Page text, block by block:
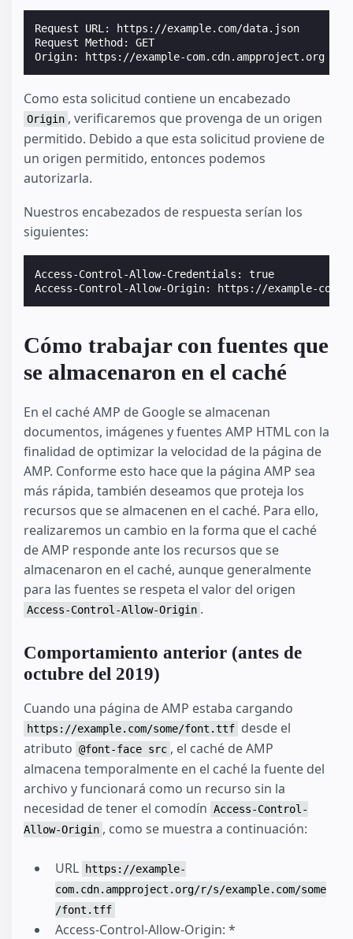
Request URL: https://example.com/data.json
Request Method: GET
Como esta solicitud contiene un encabezado
Origin , verificaremos que provenga de un origen
permitido. Debido a que esta solicitud proviene de
un origen permitido, entonces podemos
autorizarla.
Nuestros encabezados de respuesta serían los
siguientes:
Access-Control-Allow-Credentials: true
Cómo trabajar con fuentes que
se almacenaron en el caché
En el caché AMP de Google se almacenan
documentos, imágenes y fuentes AMP HTML con la
finalidad de optimizar la velocidad de la página de
AMP. Conforme esto hace que la página AMP sea
más rápida, también deseamos que proteja los
recursos que se almacenen en el caché. Para ello,
realizaremos un cambio en la forma que el caché
de AMP responde ante los recursos que se
almacenaron en el caché, aunque generalmente
para las fuentes se respeta el valor del origen
Access-Control-Allow-Origin .
Comportamiento anterior (antes de
octubre del 2019)
Cuando una página de AMP estaba cargando
https://example.com/some/font.ttf desde el
atributo @font-face src , el caché de AMP
almacena temporalmente en el caché la fuente del
archivo y funcionará como un recurso sin la
necesidad de tener el comodín Access-Control-
Allow-Origin , como se muestra a continuación:
URL
https://example-
com.cdn.ampproject.org/r/s/example.com/some
/font.tff
Access-Control-Allow-Origin: *